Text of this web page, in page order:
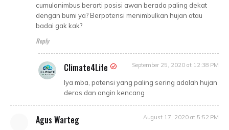
cumulonimbus berarti posisi awan berada paling dekat
dengan bumi ya? Berpotensi menimbulkan hujan atau
badai gak kak?
Reply
Climate4Life September 25, 2020 at 12:38 PM
Iya mba, potensi yang paling sering adalah hujan
deras dan angin kencang
Agus Warteg August 17, 2020 at 5:52 PM